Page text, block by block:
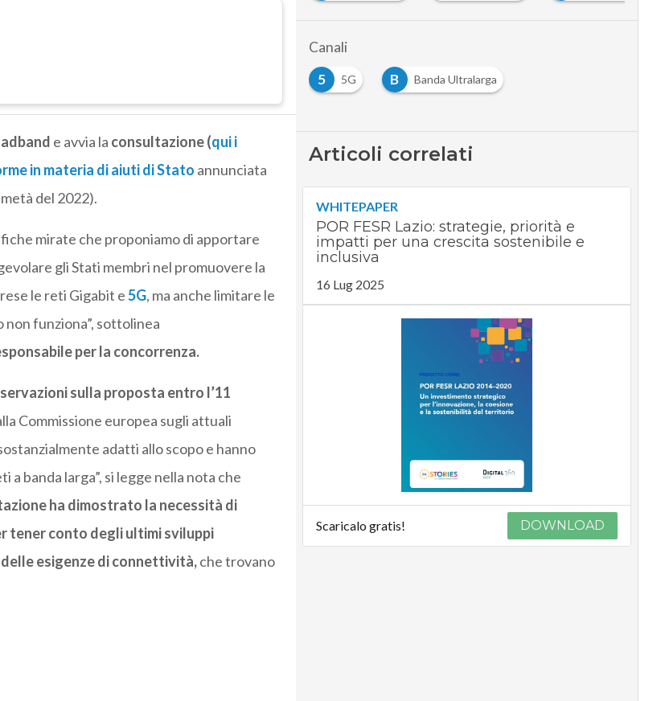
e avvia la consultazione (qui i
in materia di aiuti di Stato annunciata
del 2022).
mirate che proponiamo di apportare
gli Stati membri nel promuovere la
le reti Gigabit e5G, ma anche limitare le
funziona”, sottolinea
per la concorrenza.
sulla proposta entro l’11
Commissione europea sugli attuali
adatti allo scopo e hanno
banda larga”, si legge nella nota che
ha dimostrato la necessità di
tener conto degli ultimi sviluppi
esigenze di connettività,che trovano
Canali
5
5G B Banda Ultralarga
Articoli correlati
WHITEPAPER
POR FESR Lazio: strategie, priorità e
impatti per una crescita sostenibile e
inclusiva
16 Lug 2025
Scaricalo gratis! DOWNLOAD